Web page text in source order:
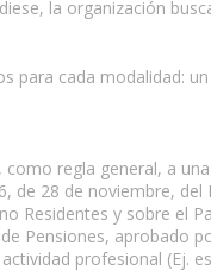
la organización
para cada
regla general, a
28 de noviembre,
Residentes y sobre el
Pensiones, aprobado
profesional (Ej.